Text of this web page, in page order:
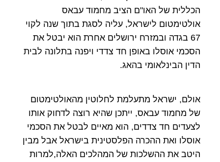
הכללית של האו"ם הציב מחמוד עבאס
אולטימטום לישראל, עליה לסגת בתוך שנה לקוי
67 בגדה ובמזרח ירושלים אחרת הוא יבטל את
הסכמי אוסלו באופן חד צדדי ויפנה בתלונה לבית
הדין הבינלאומי בהאג.
אולם, ישראל מתעלמת לחלוטין מהאולטימטום
של מחמוד עבאס, ייתכן שהיא רוצה לדחוק אותו
לצעדים חד צדדים, הוא מאיים לבטל את הסכמי
אוסלו ואת ההכרה הפלסטינית בישראל אבל מבין
היטב את ההשלכות של המהלכים האלה,למרות